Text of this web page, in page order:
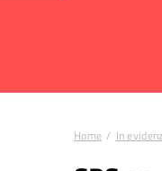
Tu sei qui:
Home In